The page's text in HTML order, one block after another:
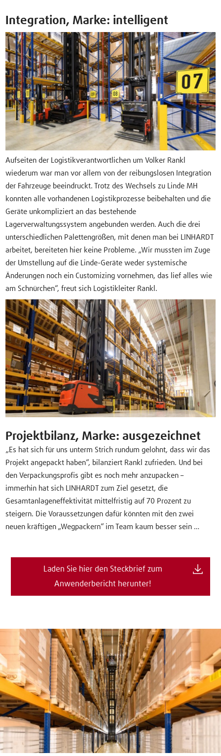
Integration, Marke: intelligent
Aufseiten der Logistikverantwortlichen um Volker Rankl
wiederum war man vor allem von der reibungslosen Integration
der Fahrzeuge beeindruckt. Trotz des Wechsels zu Linde MH
konnten alle vorhandenen Logistikprozesse beibehalten und die
Geräte unkompliziert an das bestehende
Lagerverwaltungssystem angebunden werden. Auch die drei
unterschiedlichen Palettengrößen, mit denen man bei LINHARDT
arbeitet, bereiteten hier keine Probleme. „Wir mussten im Zuge
der Umstellung auf die Linde-Geräte weder systemische
Änderungen noch ein Customizing vornehmen, das lief alles wie
am Schnürchen“, freut sich Logistikleiter Rankl.
Projektbilanz, Marke: ausgezeichnet
„Es hat sich für uns unterm Strich rundum gelohnt, dass wir das
Projekt angepackt haben“, bilanziert Rankl zufrieden. Und bei
den Verpackungsprofis gibt es noch mehr anzupacken –
immerhin hat sich LINHARDT zum Ziel gesetzt, die
Gesamtanlageneffektivität mittelfristig auf 70 Prozent zu
steigern. Die Voraussetzungen dafür könnten mit den zwei
neuen kräftigen „Wegpackern“ im Team kaum besser sein …
Laden Sie hier den Steckbrief zum
Anwenderbericht herunter!